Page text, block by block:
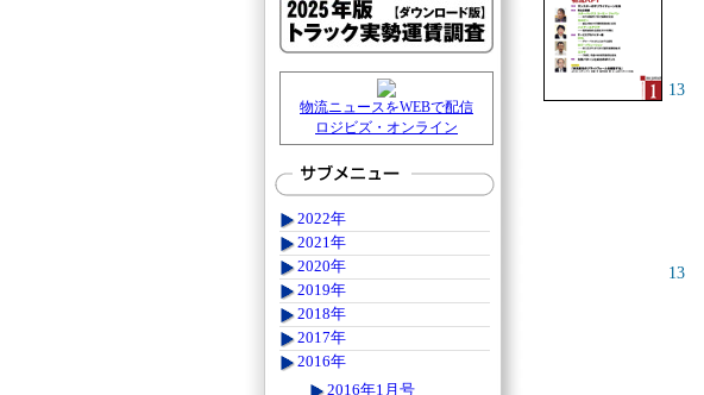
13
13
物流ニュースをWEBで配信
ロジビズ・オンライン
2022年
2021年
2020年
2019年
2018年
2017年
2016年
2016年1月号